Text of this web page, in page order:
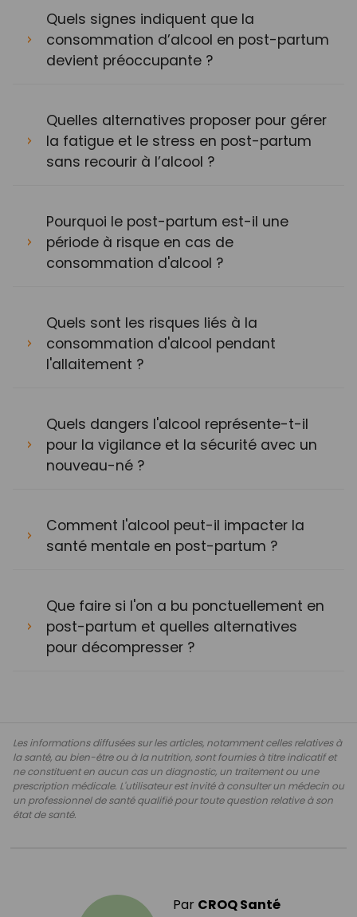
Quels signes indiquent que la
consommation d’alcool en post-partum
devient préoccupante ?
Quelles alternatives proposer pour gérer
la fatigue et le stress en post-partum
sans recourir à l’alcool ?
Pourquoi le post-partum est-il une
période à risque en cas de
consommation d'alcool ?
Quels sont les risques liés à la
consommation d'alcool pendant
l'allaitement ?
Quels dangers l'alcool représente-t-il
pour la vigilance et la sécurité avec un
nouveau-né ?
Comment l'alcool peut-il impacter la
santé mentale en post-partum ?
Que faire si l'on a bu ponctuellement en
post-partum et quelles alternatives
pour décompresser ?
Les informations diffusées sur les articles, notamment celles relatives à
la santé, au bien-être ou à la nutrition, sont fournies à titre indicatif et
ne constituent en aucun cas un diagnostic, un traitement ou une
prescription médicale. L'utilisateur est invité à consulter un médecin ou
un professionnel de santé qualifié pour toute question relative à son
état de santé.
Par CROQ Santé